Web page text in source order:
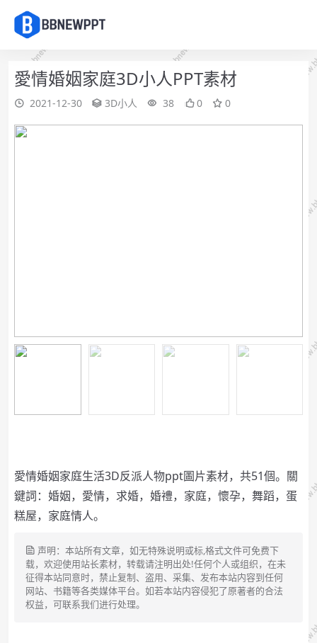
愛情婚姻家庭3D小人PPT素材
2021-12-30 3D小人 38 0 0
愛情婚姻家庭生活3D反派人物ppt圖片素材，共51個。關
鍵詞：婚姻，愛情，求婚，婚禮，家庭，懷孕，舞蹈，蛋
糕屋，家庭情人。
声明：本站所有文章，如无特殊说明或标,格式文件可免费下
载，欢迎使用站长素材，转载请注明出处!任何个人或组织，在未
征得本站同意时，禁止复制、盗用、采集、发布本站内容到任何
网站、书籍等各类媒体平台。如若本站内容侵犯了原著者的合法
权益，可联系我们进行处理。